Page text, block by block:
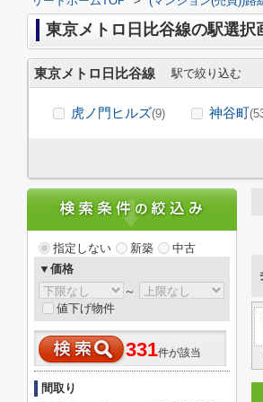
東京メトロ日比谷線の駅選択
東京メトロ日比谷線 駅で絞り込む
虎ノ門ヒルズ(9) 神谷町
指定しない 新築
中古
▼価格
～
値下げ物件
331件が該当
間取り